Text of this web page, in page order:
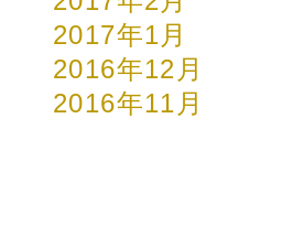
2017年1月
2016年12月
2016年11月